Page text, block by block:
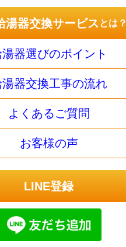
湯器交換サービス とは？
器選びのポイント
湯器交換工事の流れ
よくあるご質問
お客様の声
LINE登録